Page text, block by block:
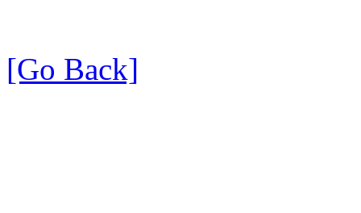
[Go Back]